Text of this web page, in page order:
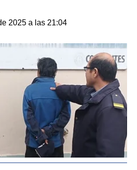
2025 a las 21:04